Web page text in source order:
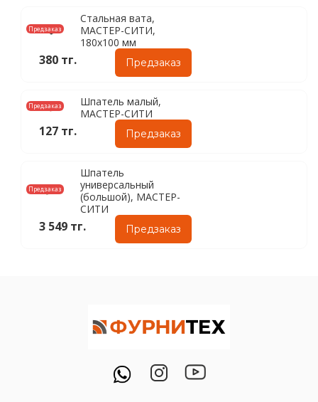
Предзаказ
Стальная вата,
МАСТЕР-СИТИ,
180х100 мм
380 тг. Предзаказ
Предзаказ
Шпатель малый,
МАСТЕР-СИТИ
127 тг. Предзаказ
Предзаказ
Шпатель
универсальный
(большой), МАСТЕР-
СИТИ
3 549 тг. Предзаказ